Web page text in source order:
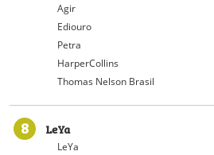
Agir
Ediouro
Petra
HarperCollins
Thomas Nelson Brasil
8 LeYa
LeYa